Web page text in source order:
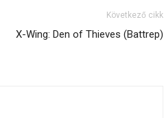
Következő cikk
X-Wing: Den of Thieves (Battrep)